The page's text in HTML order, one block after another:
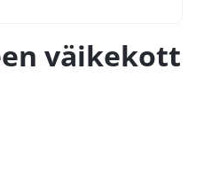
väikekott